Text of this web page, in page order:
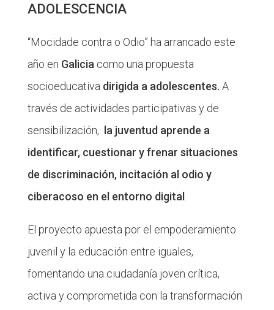
ADOLESCENCIA
“Mocidade contra o Odio” ha arrancado este
año en Galicia como una propuesta
socioeducativa dirigida a adolescentes. A
través de actividades participativas y de
sensibilización, la juventud aprende a
identificar, cuestionar y frenar situaciones
de discriminación, incitación al odio y
ciberacoso en el entorno digital.
El proyecto apuesta por el empoderamiento
juvenil y la educación entre iguales,
fomentando una ciudadanía joven crítica,
activa y comprometida con la transformación